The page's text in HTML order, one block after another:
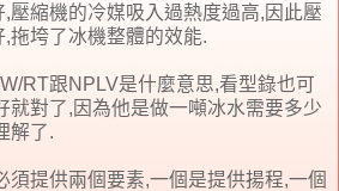
壓縮機的冷媒吸入過熱度過高,因此壓
拖垮了冰機整體的效能.
RT跟NPLV是什麼意思,看型錄也可
就對了,因為他是做一噸冰水需要多少
解了.
須提供兩個要素,一個是提供揚程,一個